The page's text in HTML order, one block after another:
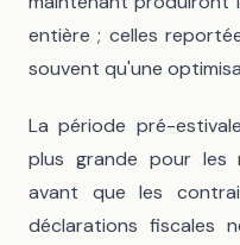
entière ; celles
souvent qu'une
La période pré-
plus grande pour les
avant que les
déclarations fiscales